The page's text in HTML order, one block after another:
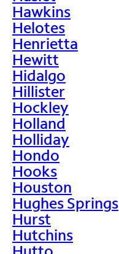
Hawkins
Helotes
Henrietta
Hewitt
Hidalgo
Hillister
Hockley
Holland
Holliday
Hondo
Hooks
Houston
Hughes Springs
Hurst
Hutchins